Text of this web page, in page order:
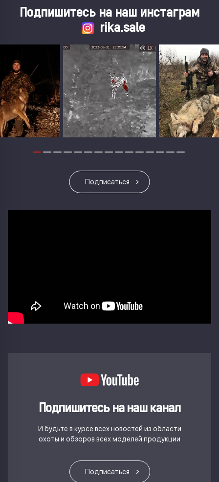
Подпишитесь на наш инстаграм
rika.sale
Подписаться
Подпишитесь на наш канал
И будьте в курсе всех новостей из области
охоты и обзоров всех моделей продукции
Подписаться